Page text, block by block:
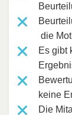
die
Es gibt
keine
Die